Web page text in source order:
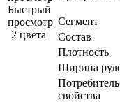
Быстрый
просмотр
2 цвета
Сегмент
Состав
Плотность
Ширина
свойства